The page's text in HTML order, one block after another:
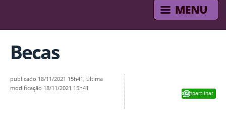
Becas
Compartilhar
publicado 18/11/2021 15h41, última
modificação 18/11/2021 15h41